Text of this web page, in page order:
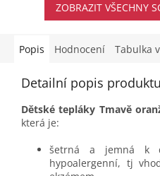
ZOBRAZIT VŠECHNY
Popis Hodnocení Tabulka
Detailní popis produktu
Dětské tepláky Tmavě
která je:
šetrná a jemná k
hypoalergenní, tj